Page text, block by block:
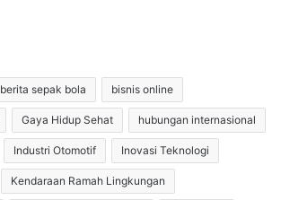
berita sepak bola bisnis online
Gaya Hidup Sehat hubungan internasional
Industri Otomotif Inovasi Teknologi
Kendaraan Ramah Lingkungan